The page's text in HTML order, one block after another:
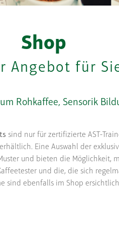
Shop
Angebot für
Rohkaffee, Sensorik
sind nur für zertifizierte AST-
Eine Auswahl der
und bieten die Möglichkeit,
und die, die sich
sind ebenfalls im Shop